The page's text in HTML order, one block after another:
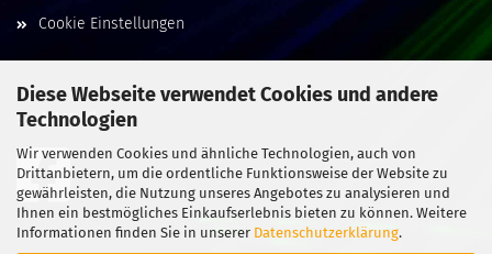
Diese Webseite verwendet Cookies und andere
Technologien
Wir verwenden Cookies und ähnliche Technologien, auch von
Drittanbietern, um die ordentliche Funktionsweise der Website zu
gewährleisten, die Nutzung unseres Angebotes zu analysieren und
Ihnen ein bestmögliches Einkaufserlebnis bieten zu können. Weitere
Informationen finden Sie in unserer Datenschutzerklärung.
Cookie Einstellungen
Social Media